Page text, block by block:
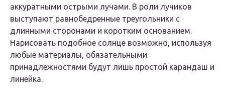
аккуратными острыми лучами. В роли лучиков
выступают равнобедренные треугольники с
длинными сторонами и коротким основанием.
Нарисовать подобное солнце возможно, используя
любые материалы, обязательными
принадлежностями будут лишь простой карандаш и
линейка.